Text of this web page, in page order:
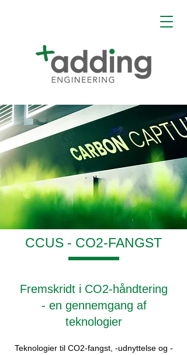
CCUS - CO2-FANGST
Fremskridt i CO2-håndtering
- en gennemgang af
teknologier
Teknologier til CO2-fangst, -udnyttelse og -